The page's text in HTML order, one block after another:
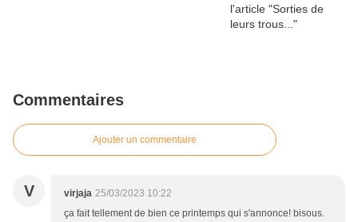
Commentaires
Ajouter un commentaire
V virjaja 25/03/2023 10:22
ça fait tellement de bien ce printemps qui s'annonce! bisous.